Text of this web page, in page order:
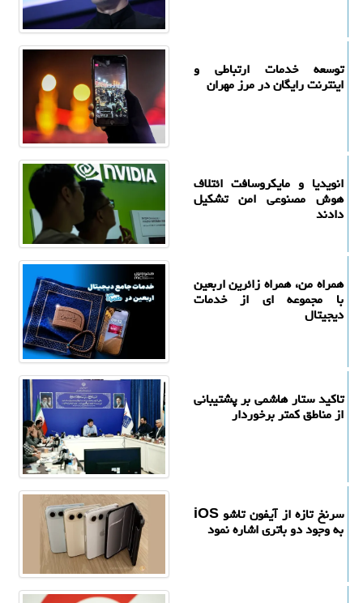
توسعه خدمات ارتباطی و
اینترنت رایگان در مرز مهران
انویدیا و مایکروسافت ائتلاف
هوش مصنوعی امن تشکیل
دادند
همراه من، همراه زائرین اربعین
با مجموعه ای از خدمات
دیجیتال
تاکید ستار هاشمی بر پشتیبانی
از مناطق کمتر برخوردار
سرنخ تازه از آیفون تاشو iOS
به وجود دو باتری اشاره نمود